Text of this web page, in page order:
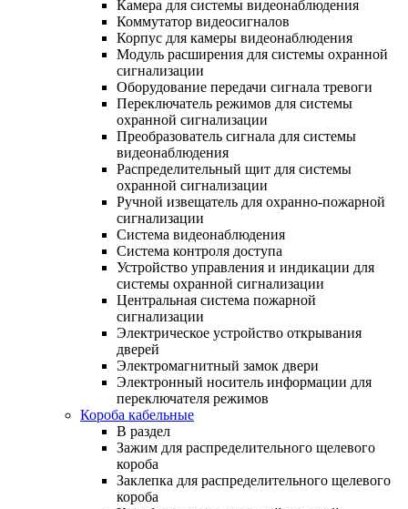
Камера для системы видеонаблюдения
Коммутатор видеосигналов
Корпус для камеры видеонаблюдения
Модуль расширения для системы охранной
сигнализации
Оборудование передачи сигнала тревоги
Переключатель режимов для системы
охранной сигнализации
Преобразователь сигнала для системы
видеонаблюдения
Распределительный щит для системы
охранной сигнализации
Ручной извещатель для охранно-пожарной
сигнализации
Система видеонаблюдения
Система контроля доступа
Устройство управления и индикации для
системы охранной сигнализации
Центральная система пожарной
сигнализации
Электрическое устройство открывания
дверей
Электромагнитный замок двери
Электронный носитель информации для
переключателя режимов
Короба кабельные
В раздел
Зажим для распределительного щелевого
короба
Заклепка для распределительного щелевого
короба